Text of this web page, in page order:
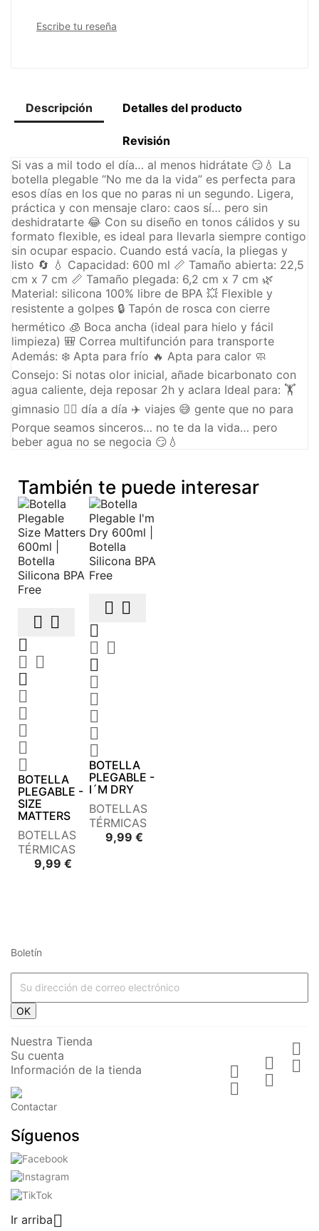
Escribe tu reseña
Descripción Detalles del producto
Revisión
Si vas a mil todo el día… al menos hidrátate 😏💧 La
botella plegable “No me da la vida” es perfecta para
esos días en los que no paras ni un segundo. Ligera,
práctica y con mensaje claro: caos sí… pero sin
deshidratarte 😂 Con su diseño en tonos cálidos y su
formato flexible, es ideal para llevarla siempre contigo
sin ocupar espacio. Cuando está vacía, la pliegas y
listo 🔄 💧 Capacidad: 600 ml 📏 Tamaño abierta: 22,5
cm x 7 cm 📏 Tamaño plegada: 6,2 cm x 7 cm 🌿
Material: silicona 100% libre de BPA 💥 Flexible y
resistente a golpes 🔒 Tapón de rosca con cierre
hermético 🧊 Boca ancha (ideal para hielo y fácil
limpieza) 🎒 Correa multifunción para transporte
Además: ❄️ Apta para frío 🔥 Apta para calor 🧼
Consejo: Si notas olor inicial, añade bicarbonato con
agua caliente, deja reposar 2h y aclara Ideal para: 🏋️
gimnasio 🚶‍♀️ día a día ✈️ viajes 😅 gente que no para
Porque seamos sinceros… no te da la vida… pero
beber agua no se negocia 😏💧
También te puede interesar
 

 






BOTELLA
PLEGABLE -
SIZE
MATTERS
BOTELLAS
TÉRMICAS
9,99 €
 

 






BOTELLA
PLEGABLE -
I´M DRY
BOTELLAS
TÉRMICAS
9,99 €Precio
Boletín
OK
Nuestra Tienda


Su cuenta


Información de la tienda


Contactar
Síguenos
Ir arriba